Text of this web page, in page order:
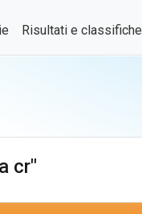
Risultati e classifiche
cr"